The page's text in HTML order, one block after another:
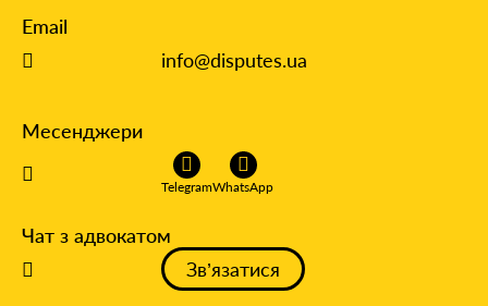
Email
info@disputes.ua
Месенджери
TelegramWhatsApp
Чат з адвокатом
Зв’язатися